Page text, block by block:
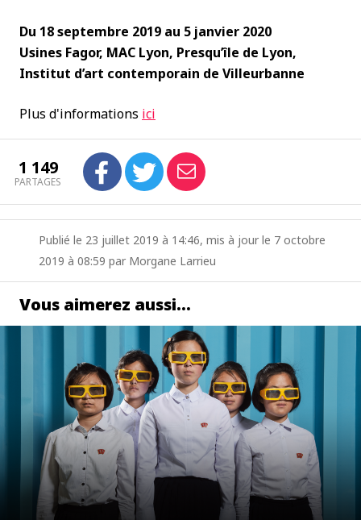
Du 18 septembre 2019 au 5 janvier 2020
Usines Fagor, MAC Lyon, Presqu’île de Lyon,
Institut d’art contemporain de Villeurbanne
Plus d'informations ici
1 149
PARTAGES
Publié le 23 juillet 2019 à 14:46, mis à jour le 7 octobre
2019 à 08:59 par Morgane Larrieu
Vous aimerez aussi…